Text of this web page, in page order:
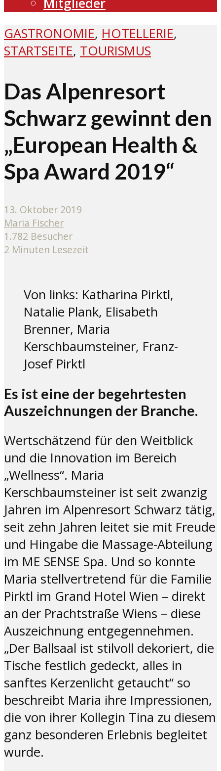
GASTRONOMIE, HOTELLERIE,
STARTSEITE, TOURISMUS
Das Alpenresort
Schwarz gewinnt den
„European Health &
Spa Award 2019“
13. Oktober 2019
Maria Fischer
1.782 Besucher
2 Minuten Lesezeit
Von links: Katharina Pirktl,
Natalie Plank, Elisabeth
Brenner, Maria
Kerschbaumsteiner, Franz-
Josef Pirktl
Es ist eine der begehrtesten
Auszeichnungen der Branche.
Wertschätzend für den Weitblick
und die Innovation im Bereich
„Wellness“. Maria
Kerschbaumsteiner ist seit zwanzig
Jahren im Alpenresort Schwarz tätig,
seit zehn Jahren leitet sie mit Freude
und Hingabe die Massage-Abteilung
im ME SENSE Spa. Und so konnte
Maria stellvertretend für die Familie
Pirktl im Grand Hotel Wien – direkt
an der Prachtstraße Wiens – diese
Auszeichnung entgegennehmen.
„Der Ballsaal ist stilvoll dekoriert, die
Tische festlich gedeckt, alles in
sanftes Kerzenlicht getaucht“ so
beschreibt Maria ihre Impressionen,
die von ihrer Kollegin Tina zu diesem
ganz besonderen Erlebnis begleitet
wurde.